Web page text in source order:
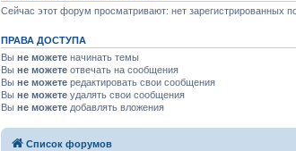
Сейчас этот форум просматривают: нет зарегистрированных
ПРАВА ДОСТУПА
Вы не можете начинать темы
Вы не можете отвечать на сообщения
Вы не можете редактировать свои сообщения
Вы не можете удалять свои сообщения
Вы не можете добавлять вложения
Список форумов